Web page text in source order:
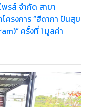
รส์ จำกัด สาขา
ครงการ “ฮีดากา ปันสุข
ครั้งที่ 1 มูลค่า